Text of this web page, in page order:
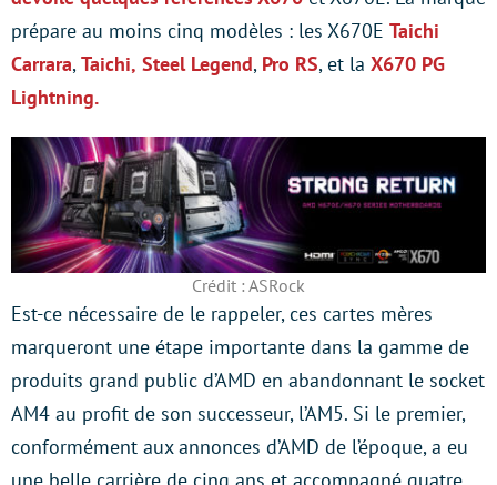
prépare au moins cinq modèles : les X670E Taichi
Carrara,Taichi, Steel Legend, Pro RS, et la X670 PG
Lightning.
Crédit : ASRock
Est-ce nécessaire de le rappeler, ces cartes mères
marqueront une étape importante dans la gamme de
produits grand public d’AMD en abandonnant le socket
AM4 au profit de son successeur, l’AM5. Si le premier,
conformément aux annonces d’AMD de l’époque, a eu